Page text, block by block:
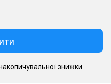
знижки